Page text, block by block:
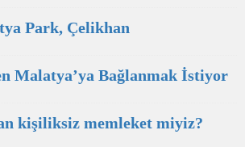
Park, Çelikhan
Malatya’ya Bağlanmak İstiyor
kişiliksiz memleket miyiz?